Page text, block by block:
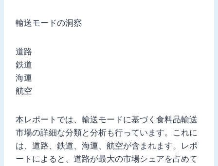
輸送モードの洞察
道路
鉄道
海運
航空
本レポートでは、輸送モードに基づく食料品輸送
市場の詳細な分類と分析も行っています。これに
は、道路、鉄道、海運、航空が含まれます。レポ
ートによると、道路が最大の市場シェアを占めて